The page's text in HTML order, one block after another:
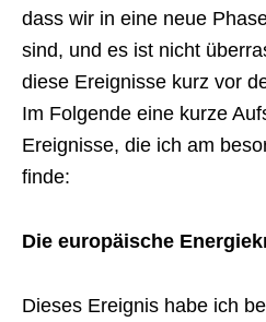
dass wir in eine neue
sind, und es ist nicht
diese Ereignisse kurz vor
Im Folgende eine kurze
Ereignisse, die ich am
finde:
Die europäische
Dieses Ereignis habe ich